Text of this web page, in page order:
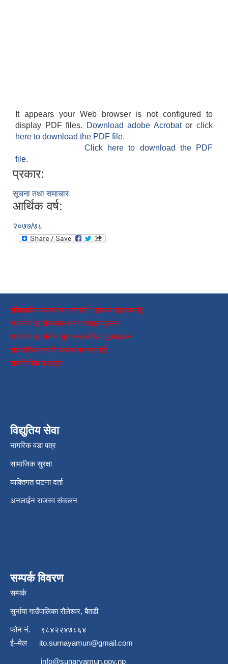
It appears your Web browser is not configured to
display PDF files.
Download adobe Acrobatorclick
here to download the PDF file.
Click here to download the PDF
file.
प्रकार:
सूचना तथा समाचार
आर्थिक वर्ष:
२०७७/७८
संचितकोष व्यवस्थापन प्रणाली [ राजस्व सङ्कलन]
स्थानीय तह संस्थागत क्षमता स्वमूल्याङ्कन
स्थानीय तह वित्तीय सुशासन जोखिम मूल्याङ्कन
सार्वजनिक सम्पति व्यवस्थापन प्रणालि
सम्पति विवरण इन्ट्र
विद्युतिय सेवा
नागरिक वडा पत्र
सामाजिक सुरक्षा
व्यक्तिगत घटना दर्ता
अनलाईन राजस्व संकलन
सम्पर्क विवरण
सम्पर्क
सुर्नाया गाउँपालिका रौलेश्वर, बैतडी
फोन नं.
९८४२२४७८६४
ई–मेल ito.surnayamun@gmail.com
info@sunaryamun.gov.np